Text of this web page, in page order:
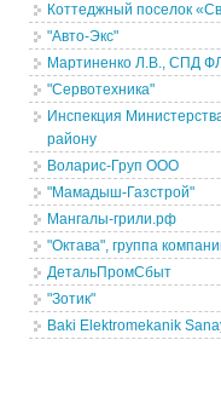
Коттеджный поселок
"Авто-Экс"
Мартиненко Л.В., СПД ФЛ
"Сервотехника"
Инспекция
району
Воларис-Груп ООО
"Мамадыш-Газстрой"
Мангалы-грили.рф
"Октава", группа
ДетальПромСбыт
"Зотик"
Baki Elektromekanik